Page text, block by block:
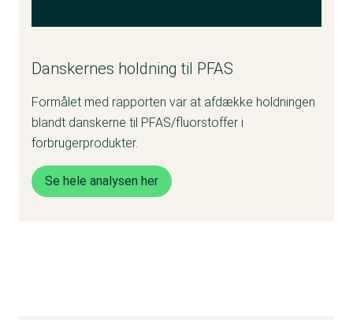
Danskernes holdning til PFAS
Formålet med rapporten var at afdække holdningen
blandt danskerne til PFAS/fluorstoffer i
forbrugerprodukter.
Se hele analysen her